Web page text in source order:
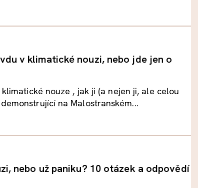
v klimatické nouzi, nebo jde jen o
nouze , jak ji (a nejen ji, ale celou
na Malostranském...
nebo už paniku? 10 otázek a odpovědí